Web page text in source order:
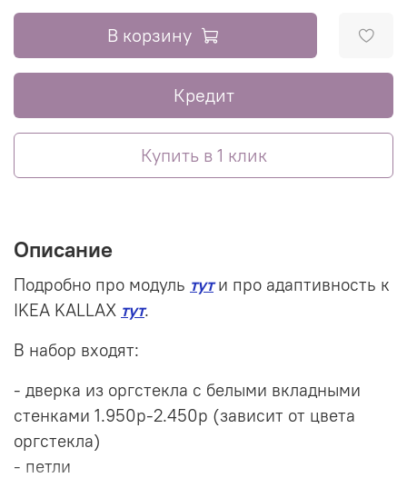
В корзину
Кредит
Купить в 1 клик
Описание
Подробно про модуль тут и про адаптивность к
IKEA KALLAX тут.
В набор входят:
- дверка из оргстекла с белыми вкладными
стенками 1.950р-2.450р (зависит от цвета
оргстекла)
- петли